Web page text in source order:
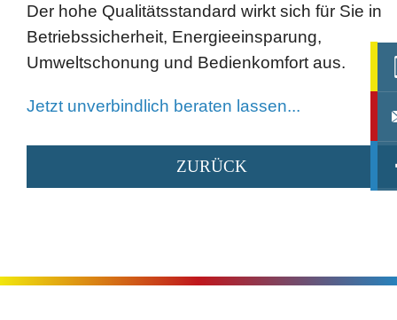
Der hohe Qualitätsstandard wirkt sich für Sie in
Betriebssicherheit, Energieeinsparung,
Umweltschonung und Bedienkomfort aus.
Jetzt unverbindlich beraten lassen...
ZURÜCK